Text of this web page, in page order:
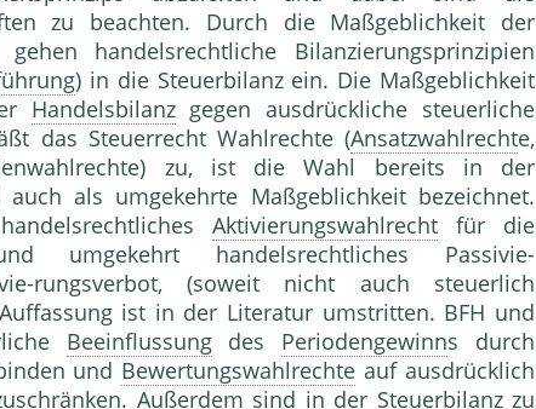
zu beachten. Durch die Maßgeblichkeit der
handelsrechtliche Bilanzierungsprinzipien
) in die Steuerbilanz ein. Die Maßgeblichkeit
Handelsbilanzgegen ausdrückliche steuerliche
das Steuerrecht Wahlrechte (Ansatzwahlrechte,
zu, ist die Wahl bereits in der
als umgekehrte Maßgeblichkeit bezeichnet.
Aktivierungswahlrechtfür die
umgekehrt handelsrechtliches Passivie-
rungsverbot, (soweit nicht auch steuerlich
ist in der Literatur umstritten. BFH und
Beeinflussungdes Periodengewinns durch
und Bewertungswahlrechte auf ausdrücklich
Außerdem sind in der Steuerbilanz zu